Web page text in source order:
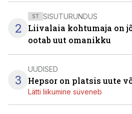
2
ST SISUTURUNDUS
Liivalaia kohtumaja on
ootab uut omanikku
3
UUDISED
Hepsor on platsis uute
Lätti liikumine süveneb